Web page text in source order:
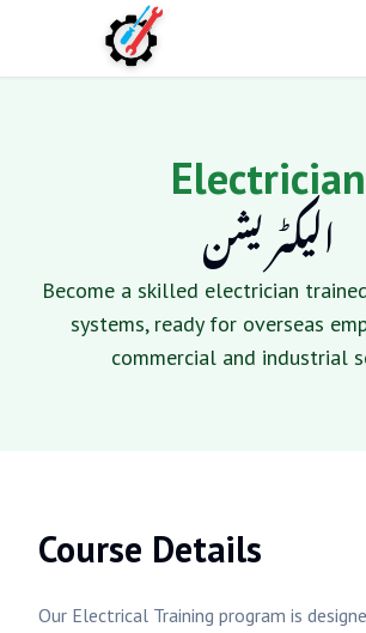
Electrician
الیکٹریشن
Become a skilled electrician
systems, ready for overseas
commercial and industrial
Course Details
Our Electrical Training program is